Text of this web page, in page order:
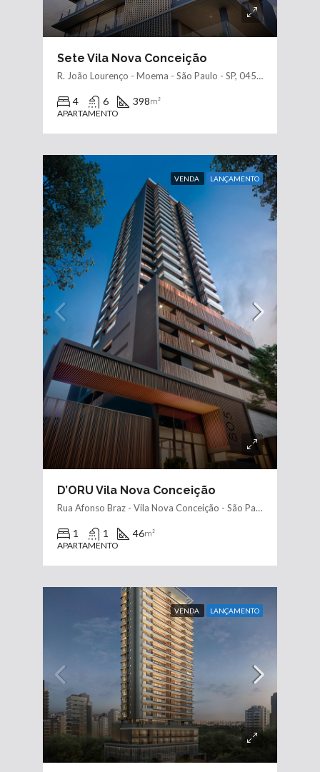
Sete Vila Nova Conceição
R. João Lourenço - Moema - São Paulo - SP, 04508-030
4 6 398m²
APARTAMENTO
VENDA LANÇAMENTO
D’ORU Vila Nova Conceição
Rua Afonso Braz - Vila Nova Conceição - São Paulo
1 1 46m²
APARTAMENTO
VENDA LANÇAMENTO